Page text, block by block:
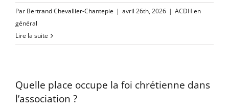
Par Bertrand Chevallier-Chantepie | avril 26th, 2026 | ACDH en
général
Lire la suite
Quelle place occupe la foi chrétienne dans
l’association ?